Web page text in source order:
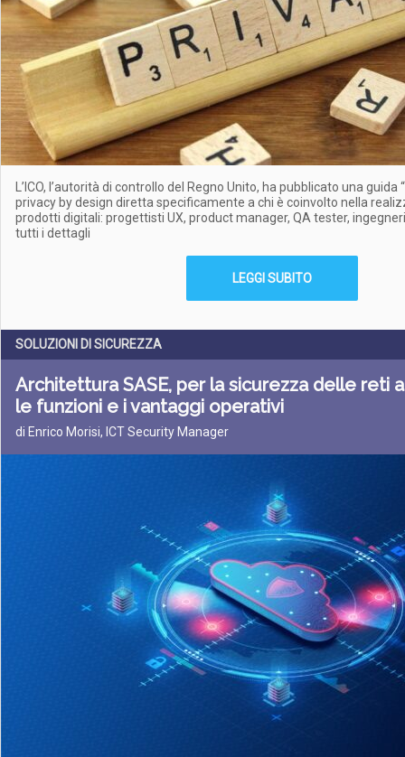
L’ICO, l’autorità di controllo del Regno Unito, ha pubblicato una guida
privacy by design diretta specificamente a chi è coinvolto nella
prodotti digitali: progettisti UX, product manager, QA tester,
tutti i dettagli
LEGGI SUBITO
SOLUZIONI DI SICUREZZA
Architettura SASE, per la sicurezza delle reti
le funzioni e i vantaggi operativi
di Enrico Morisi, ICT Security Manager